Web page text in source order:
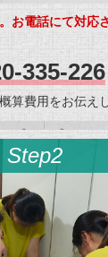
お電話にて対応
335-226
算費用をお伝え
Step2